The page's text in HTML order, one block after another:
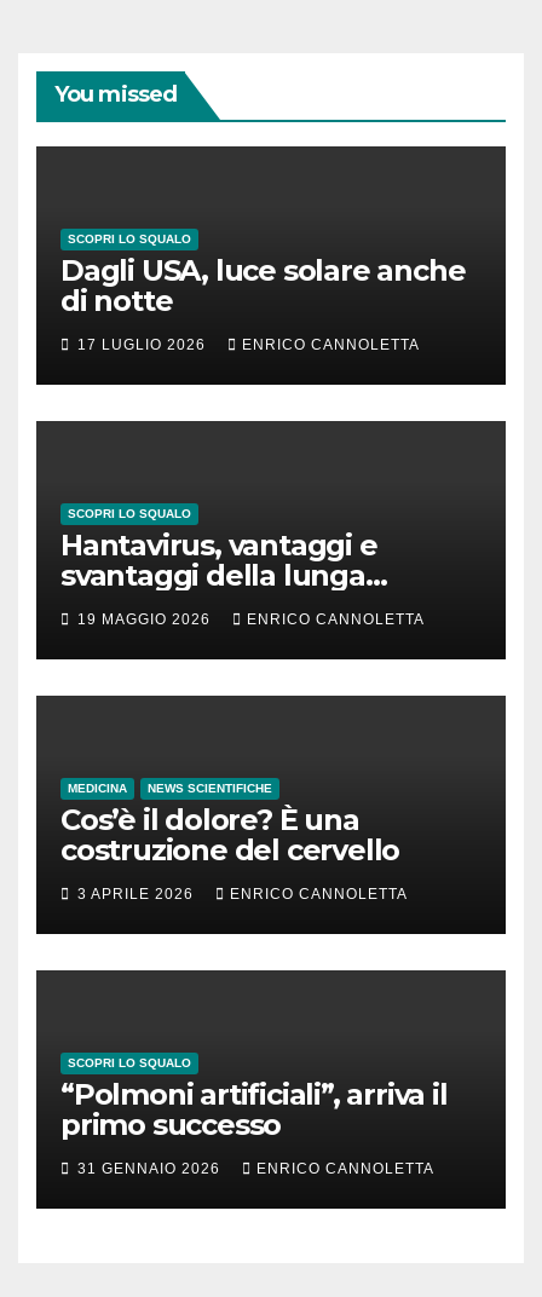
You missed
SCOPRI LO SQUALO
Dagli USA, luce solare anche
di notte
17 LUGLIO 2026 ENRICO CANNOLETTA
SCOPRI LO SQUALO
Hantavirus, vantaggi e
svantaggi della lunga
incubazione
19 MAGGIO 2026 ENRICO CANNOLETTA
MEDICINA NEWS SCIENTIFICHE
Cos’è il dolore? È una
costruzione del cervello
3 APRILE 2026 ENRICO CANNOLETTA
SCOPRI LO SQUALO
“Polmoni artificiali”, arriva il
primo successo
31 GENNAIO 2026 ENRICO CANNOLETTA